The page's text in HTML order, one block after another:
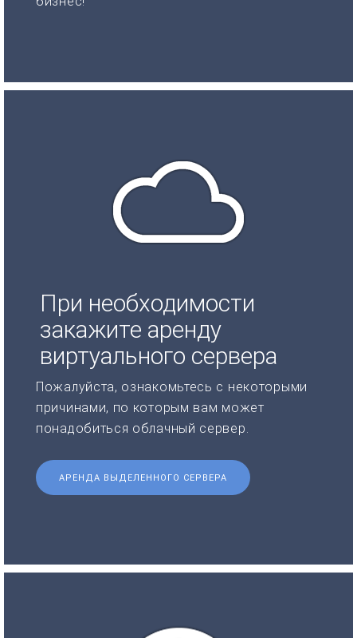
При необходимости
закажите аренду
виртуального сервера
Пожалуйста, ознакомьтесь с некоторыми
причинами, по которым вам может
понадобиться облачный сервер.
АРЕНДА ВЫДЕЛЕННОГО СЕРВЕРА